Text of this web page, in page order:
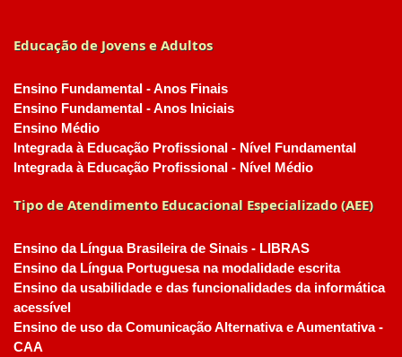
Educação de Jovens e Adultos
Ensino Fundamental - Anos Finais
Ensino Fundamental - Anos Iniciais
Ensino Médio
Integrada à Educação Profissional - Nível Fundamental
Integrada à Educação Profissional - Nível Médio
Tipo de Atendimento Educacional Especializado (AEE)
Ensino da Língua Brasileira de Sinais - LIBRAS
Ensino da Língua Portuguesa na modalidade escrita
Ensino da usabilidade e das funcionalidades da informática
acessível
Ensino de uso da Comunicação Alternativa e Aumentativa -
CAA